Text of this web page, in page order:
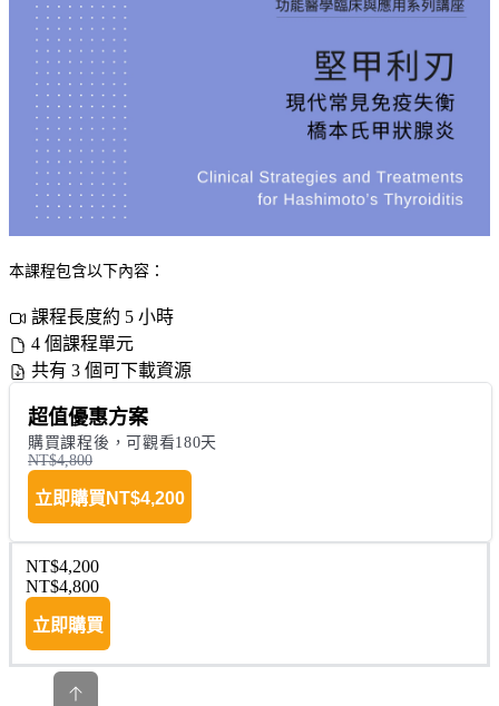
本課程包含以下內容：
課程長度約 5 小時
4 個課程單元
共有 3 個可下載資源
超值優惠方案
購買課程後，可觀看180天
NT$4,800
立即購買 NT$4,200
NT$4,200
NT$4,800
立即購買